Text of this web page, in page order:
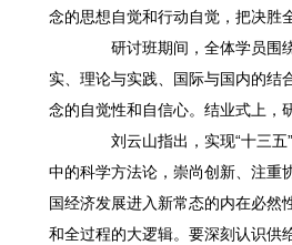
念的思想自觉和行动自觉，把决胜
研讨班期间，全体学员围绕
实、理论与实践、国际与国内的结
念的自觉性和自信心。结业式上，
刘云山指出，实现“十三五”
中的科学方法论，崇尚创新、注重
国经济发展进入新常态的内在必然
和全过程的大逻辑。要深刻认识供